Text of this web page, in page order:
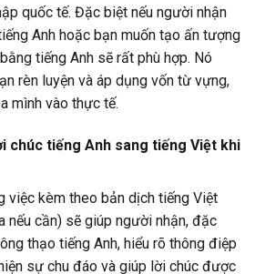
quốc tế. Đặc biệt nếu người nhận
Anh hoặc bạn muốn tạo ấn tượng
tiếng Anh sẽ rất phù hợp. Nó
rèn luyện và áp dụng vốn từ vựng,
mình vào thực tế.
chúc tiếng Anh sang tiếng Việt khi
việc kèm theo bản dịch tiếng Việt
nếu cần) sẽ giúp người nhận, đặc
thạo tiếng Anh, hiểu rõ thông điệp
sự chu đáo và giúp lời chúc được